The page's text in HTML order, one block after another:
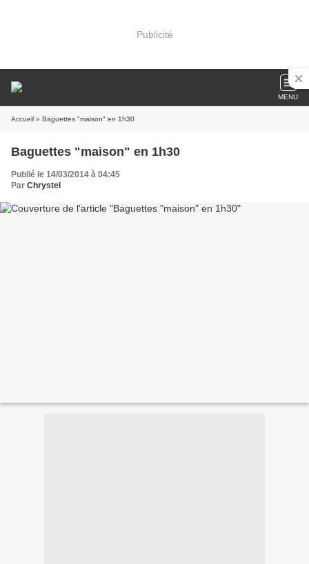
Publicité
MENU
Accueil » Baguettes "maison" en 1h30
Baguettes "maison" en 1h30
Publié le 14/03/2014 à 04:45
Par Chrystel